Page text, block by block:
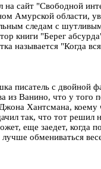
на сайт "Свободной
Амурской области,
следам с
книги "Берег
называется "Когда
писатель с двойной
из Ванино, что у того
Хантсмана, коему
так, что тот решил
еще заедет, когда
обмениваться